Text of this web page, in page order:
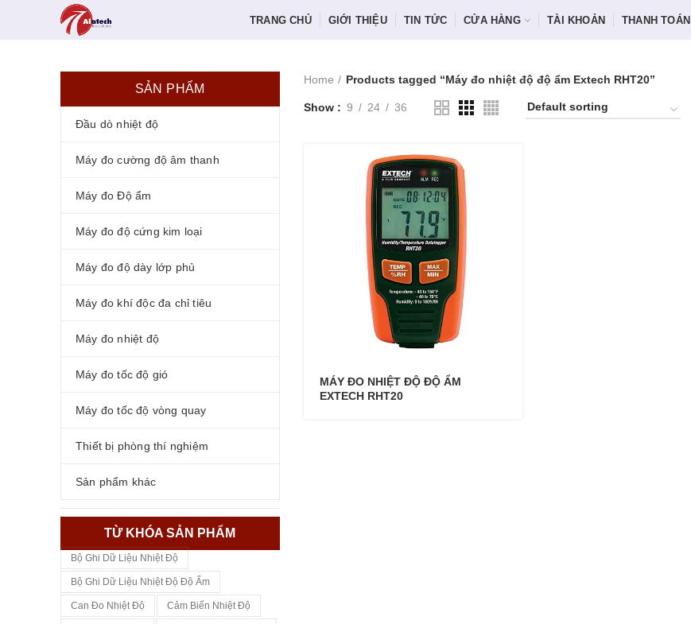
TRANG CHỦ GIỚI THIỆU TIN TỨC CỬA HÀNG TÀI KHOẢN THANH TOÁN
Home Products tagged “Máy đo nhiệt độ độ ẩm Extech RHT20”
Show 9 24 36
MÁY ĐO NHIỆT ĐỘ ĐỘ ẨM
EXTECH RHT20
SẢN PHẨM
Đầu dò nhiệt độ
Máy đo cường độ âm thanh
Máy đo Độ ẩm
Máy đo độ cứng kim loại
Máy đo độ dày lớp phủ
Máy đo khí độc đa chỉ tiêu
Máy đo nhiệt độ
Máy đo tốc độ gió
Máy đo tốc độ vòng quay
Thiết bị phòng thí nghiệm
Sản phẩm khác
TỪ KHÓA SẢN PHẨM
Bộ Ghi Dữ Liệu Nhiệt Độ
Bộ Ghi Dữ Liệu Nhiệt Độ Độ Ẩm
Can Đo Nhiệt Độ Cảm Biến Nhiệt Độ